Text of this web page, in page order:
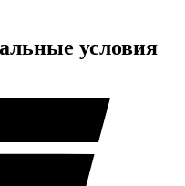
условия